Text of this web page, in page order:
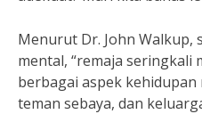
Menurut Dr. John Walkup,
mental, “remaja seringkali
berbagai aspek
teman sebaya, dan